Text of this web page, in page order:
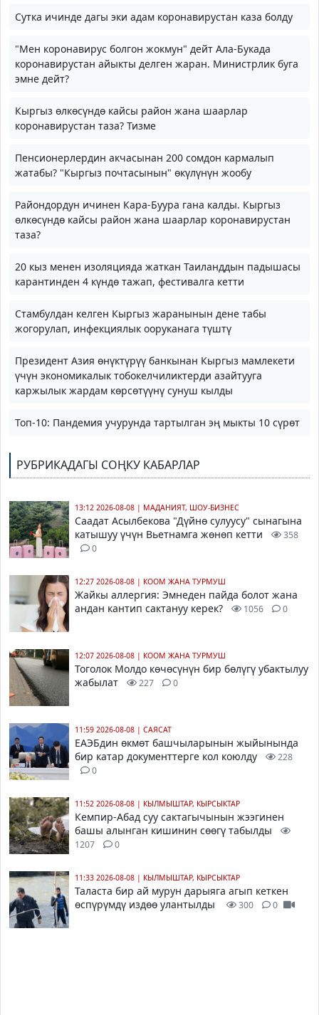
Сутка ичинде дагы эки адам коронавирустан каза болду
"Мен коронавирус болгон жокмун" дейт Ала-Букада
коронавирустан айыкты делген жаран. Министрлик буга
эмне дейт?
Кыргыз өлкөсүндө кайсы район жана шаарлар
коронавирустан таза? Тизме
Пенсионерлердин акчасынан 200 сомдон кармалып
жатабы? "Кыргыз почтасынын" өкүлүнүн жообу
Райондордун ичинен Кара-Буура гана калды. Кыргыз
өлкөсүндө кайсы район жана шаарлар коронавирустан
таза?
20 кыз менен изоляцияда жаткан Таиланддын падышасы
карантинден 4 күндө тажап, фестивалга кетти
Стамбулдан келген Кыргыз жаранынын дене табы
жогорулап, инфекциялык ооруканага түштү
Президент Азия өнүктүрүү банкынан Кыргыз мамлекети
үчүн экономикалык тобокелчиликтерди азайтууга
каржылык жардам көрсөтүүнү сунуш кылды
Топ-10: Пандемия учурунда тартылган эң мыкты 10 сүрөт
РУБРИКАДАГЫ СОҢКУ КАБАРЛАР
13:12 2026-08-08 | МАДАНИЯТ, ШОУ-БИЗНЕС
Саадат Асылбекова "Дүйнө сулуусу" сынагына
катышуу үчүн Вьетнамга жөнөп кетти
358
0
12:27 2026-08-08 | КООМ ЖАНА ТУРМУШ
Жайкы аллергия: Эмнеден пайда болот жана
андан кантип сактануу керек?
1056 0
12:07 2026-08-08 | КООМ ЖАНА ТУРМУШ
Тоголок Молдо көчөсүнүн бир бөлүгү убактылуу
жабылат
227 0
11:59 2026-08-08 | САЯСАТ
ЕАЭБдин өкмөт башчыларынын жыйынында
бир катар документтерге кол коюлду
228
0
11:52 2026-08-08 | КЫЛМЫШТАР, КЫРСЫКТАР
Кемпир-Абад суу сактагычынын жээгинен
башы алынган кишинин сөөгү табылды
1207 0
11:33 2026-08-08 | КЫЛМЫШТАР, КЫРСЫКТАР
Таласта бир ай мурун дарыяга агып кеткен
өспүрүмдү издөө улантылды
300 0